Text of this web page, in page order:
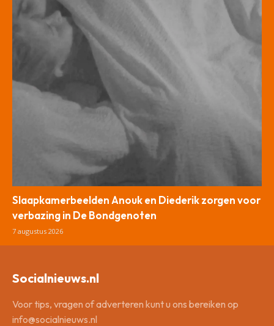
Slaapkamerbeelden Anouk en Diederik zorgen voor
verbazing in De Bondgenoten
7 augustus 2026
Socialnieuws.nl
Voor tips, vragen of adverteren kunt u ons bereiken op
info@socialnieuws.nl